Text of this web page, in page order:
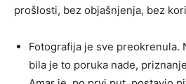
prošlosti, bez objašnjenja, bez
Fotografija je sve preokrenula.
bila je to poruka nade,